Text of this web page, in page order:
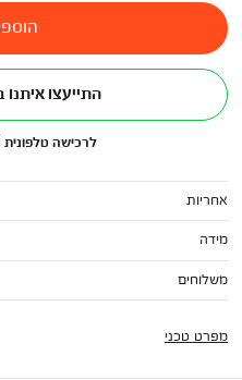
התייעצו איתנו
לרכישה טלפונית 073-2390991
אחריות
מידה
משלוחים
מפרט טכני